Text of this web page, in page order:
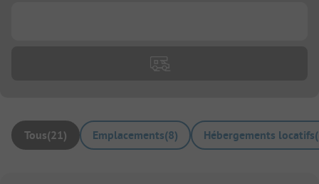
Tous(21) Emplacements(8) Hébergements locatifs(